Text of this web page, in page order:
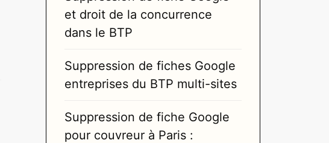
et droit de la concurrence
dans le BTP
Suppression de fiches Google
entreprises du BTP multi-sites
Suppression de fiche Google
pour couvreur à Paris :